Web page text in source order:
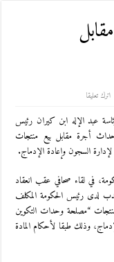
اترك تعليقا
عبد الإله ابن كيران رئيس
رقم 149-16-2 يقضي بإحداث أجرة مقابل بيع منتجات
لإدارة السجون وإعادة الإدماج.
في لقاء صحافي عقب انعقاد
لدى رئيس الحكومة المكلف
“مصلحة وحدات التكوين
وذلك طبقا لأحكام المادة